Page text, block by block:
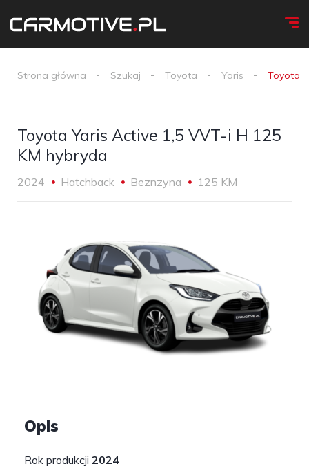
Strona główna Szukaj Toyota Yaris Toyota
Toyota Yaris Active 1,5 VVT-i H 125
KM hybryda
2024 Hatchback Beznzyna 125 KM
Opis
Rok produkcji 2024